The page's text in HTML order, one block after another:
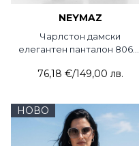
NEYMAZ
Чарлстон дамски
елегантен панталон 8068-
кожа и верижка
76,18 €/149,00 лв.
НОВО